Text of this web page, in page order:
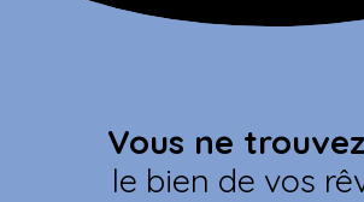
Vous ne
le bien de vos